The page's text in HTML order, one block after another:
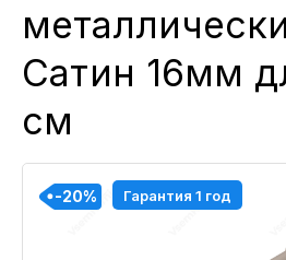
Сатин 16мм
см
-20% Гарантия 1 год
-20%
-20%
-20%
-20%
-20%
-20%
-20%
-20%